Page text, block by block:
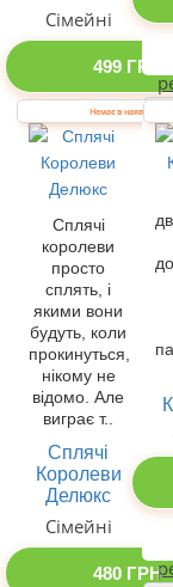
Сімейні
499 ГРН
-3% за
реєстрацію
Купити одразу
Немає в наявності
Сплячі
королеви
просто
сплять, і
якими вони
будуть, коли
прокинуться,
нікому не
відомо. Але
виграє т..
Сплячі
Королеви
Делюкс
Сімейні
480 ГРН